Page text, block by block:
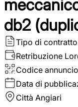
db2
Tipo di contratto
Retribuzione
Codice annuncio
Data di
Città Angiari